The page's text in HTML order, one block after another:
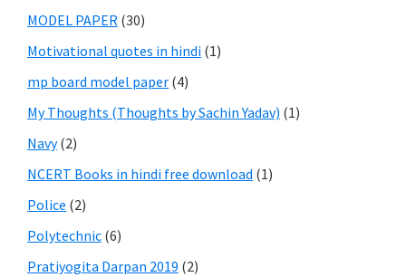
MODEL PAPER (30)
Motivational quotes in hindi (1)
mp board model paper (4)
My Thoughts (Thoughts by Sachin Yadav) (1)
Navy(2)
NCERT Books in hindi free download (1)
Police (2)
Polytechnic (6)
Pratiyogita Darpan 2019 (2)